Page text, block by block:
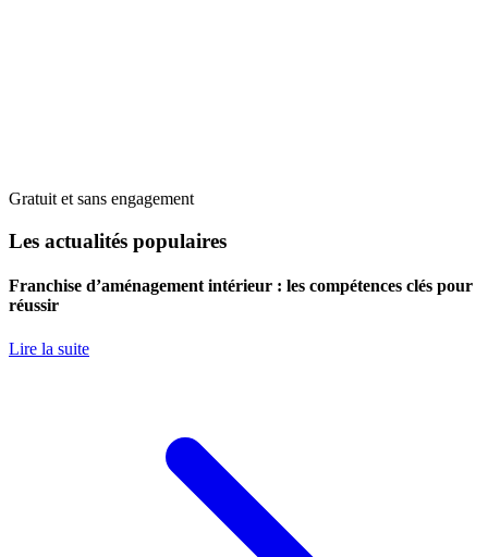
Gratuit et sans engagement
Les actualités populaires
Franchise d’aménagement intérieur : les compétences clés pour
réussir
Lire la suite